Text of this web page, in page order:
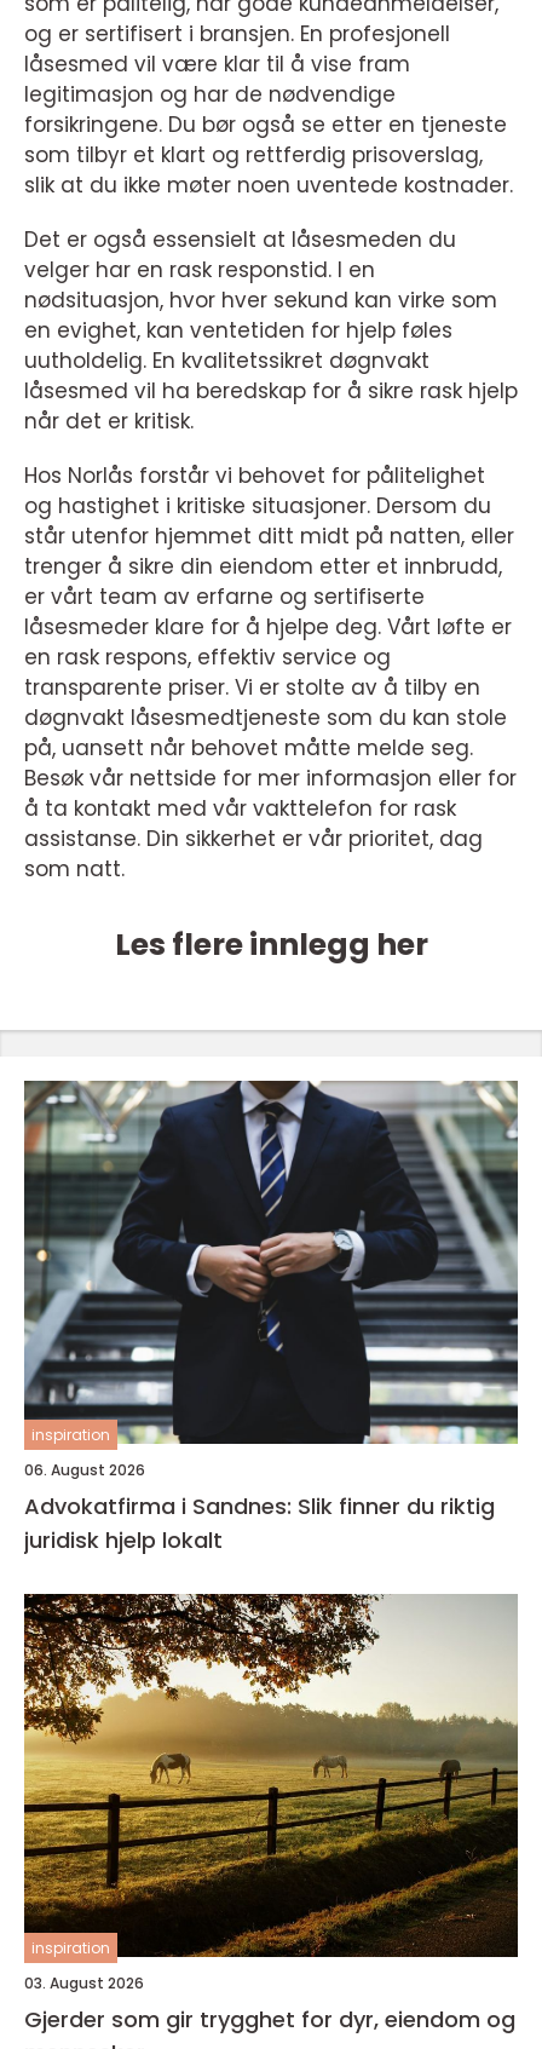
og er sertifisert i bransjen. En profesjonell
låsesmed vil være klar til å vise fram
legitimasjon og har de nødvendige
forsikringene. Du bør også se etter en tjeneste
som tilbyr et klart og rettferdig prisoverslag,
slik at du ikke møter noen uventede kostnader.
Det er også essensielt at låsesmeden du
velger har en rask responstid. I en
nødsituasjon, hvor hver sekund kan virke som
en evighet, kan ventetiden for hjelp føles
uutholdelig. En kvalitetssikret døgnvakt
låsesmed vil ha beredskap for å sikre rask hjelp
når det er kritisk.
Hos Norlås forstår vi behovet for pålitelighet
og hastighet i kritiske situasjoner. Dersom du
står utenfor hjemmet ditt midt på natten, eller
trenger å sikre din eiendom etter et innbrudd,
er vårt team av erfarne og sertifiserte
låsesmeder klare for å hjelpe deg. Vårt løfte er
en rask respons, effektiv service og
transparente priser. Vi er stolte av å tilby en
døgnvakt låsesmedtjeneste som du kan stole
på, uansett når behovet måtte melde seg.
Besøk vår nettside for mer informasjon eller for
å ta kontakt med vår vakttelefon for rask
assistanse. Din sikkerhet er vår prioritet, dag
som natt.
Les flere innlegg her
inspiration
06. August 2026
Advokatfirma i Sandnes: Slik finner du riktig
juridisk hjelp lokalt
inspiration
03. August 2026
Gjerder som gir trygghet for dyr, eiendom og